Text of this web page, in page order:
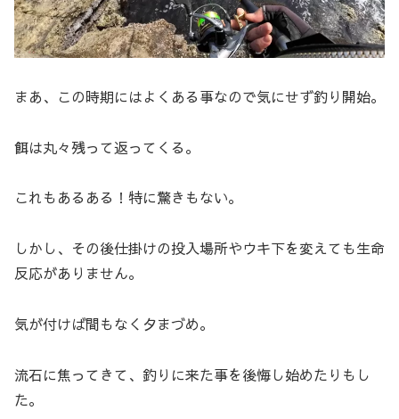
まあ、この時期にはよくある事なので気にせず釣り開始。
餌は丸々残って返ってくる。
これもあるある！特に驚きもない。
しかし、その後仕掛けの投入場所やウキ下を変えても生命
反応がありません。
気が付けば間もなく夕まづめ。
流石に焦ってきて、釣りに来た事を後悔し始めたりもし
た。